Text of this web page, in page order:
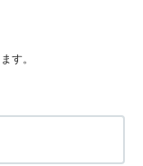
す。